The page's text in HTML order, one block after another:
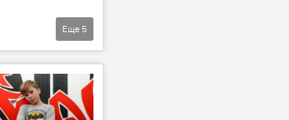
Еще 5